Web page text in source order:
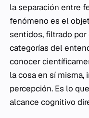
la separación entre
fenómeno es el
sentidos, filtrado
categorías del
conocer
la cosa en sí
percepción. Es lo
alcance cognitivo